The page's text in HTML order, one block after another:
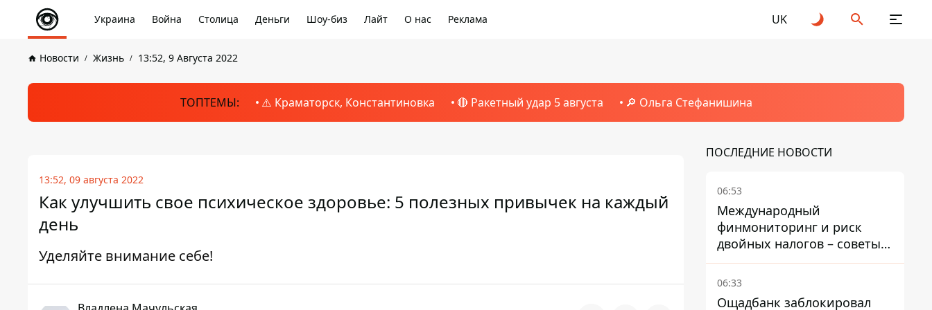
Украина Война Столица Деньги Шоу-биз Лайт О нас Реклама UK
Новости Жизнь 13:52, 9 Августа 2022
ТОПТЕМЫ: ⚠️ Краматорск, Константиновка 🔴 Ракетный удар 5 августа 🔎 Ольга Стефанишина
13:52, 09 августа 2022
Как улучшить свое психическое здоровье: 5 полезных привычек на каждый
день
Уделяйте внимание себе!
ПОСЛЕДНИЕ НОВОСТИ
06:53
Международный
финмониторинг и риск
двойных налогов – советы
украинцам в Польше
06:33
Ощадбанк заблокировал